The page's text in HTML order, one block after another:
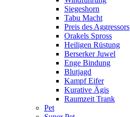
Siegeshorn
Tabu Macht
Preis des Aggressors
Orakels Spross
Heiligen Rüstung
Berserker Juwel
Enge Bindung
Blutjagd
Kampf Eifer
Kurative Ägis
Raumzeit Trank
Pet